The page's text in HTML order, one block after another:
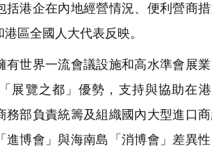
括港企在內地經營情況、便利營商
區全國人大代表反映。
世界一流會議設施和高水準會展
展覽之都」優勢，支持與協助在
務部負責統籌及組織國內大型進口
進博會」與海南島「消博會」差異